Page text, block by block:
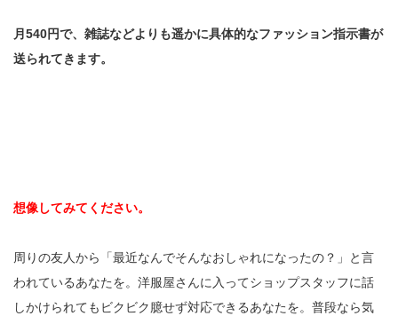
月540円で、雑誌などよりも遥かに具体的なファッション指示書が
送られてきます。
想像してみてください。
周りの友人から「最近なんでそんなおしゃれになったの？」と言
われているあなたを。洋服屋さんに入ってショップスタッフに話
しかけられてもビクビク臆せず対応できるあなたを。普段なら気